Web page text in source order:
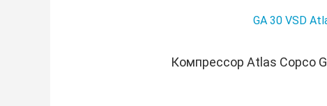
GA 30 VSD
Компрессор Atlas Copco